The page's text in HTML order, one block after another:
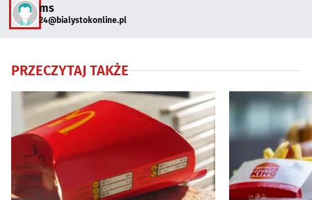
ms
24@bialystokonline.pl
PRZECZYTAJ TAKŻE